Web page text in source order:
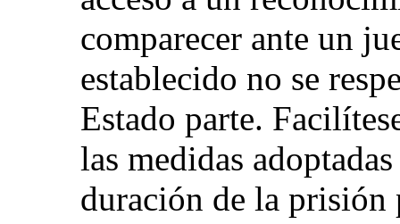
comparecer ante un
establecido no se
Estado parte.
las medidas
duración de la prisión